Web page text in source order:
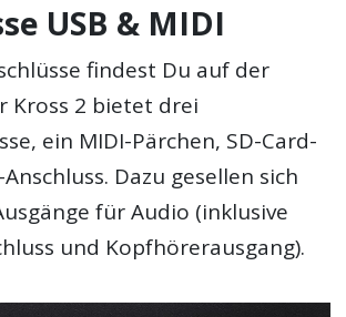
USB & MIDI
findest Du auf der
Kross 2 bietet drei
ein MIDI-Pärchen, SD-Card-
Dazu gesellen sich
für Audio (inklusive
und Kopfhörerausgang).